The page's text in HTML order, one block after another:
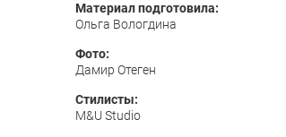
Материал подготовила:
Ольга Вологдина
Фото:
Дамир Отеген
Стилисты:
M&U Studio